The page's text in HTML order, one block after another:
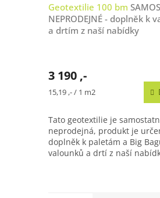
Geotextilie 100 bm
NEPRODEJNÉ - doplněk k
a drtím z naší nabídky
3 190 ,-
Měrná
15,19 ,- / 1 m2
Tato geotextilie je
neprodejná, produkt je
doplněk k paletám a Big
valounků a drtí z naší